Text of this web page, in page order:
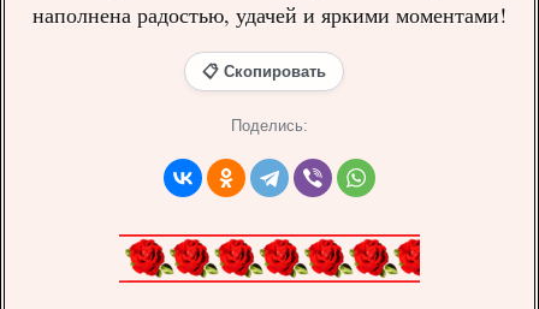
наполнена радостью, удачей и яркими моментами!
📋 Скопировать
Поделись: